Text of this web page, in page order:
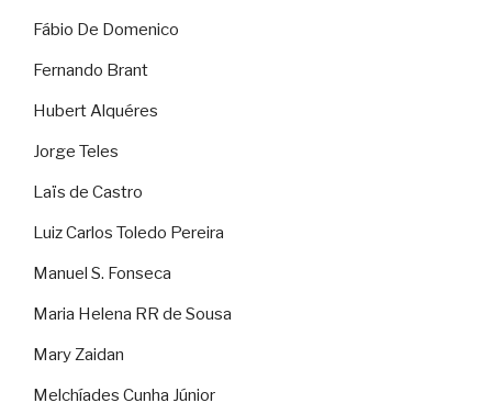
Fábio De Domenico
Fernando Brant
Hubert Alquéres
Jorge Teles
Laïs de Castro
Luiz Carlos Toledo Pereira
Manuel S. Fonseca
Maria Helena RR de Sousa
Mary Zaidan
Melchíades Cunha Júnior